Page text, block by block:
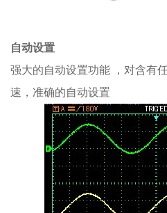
自动设置
强大的自动设置功能 ，对含有
速，准确的自动设置